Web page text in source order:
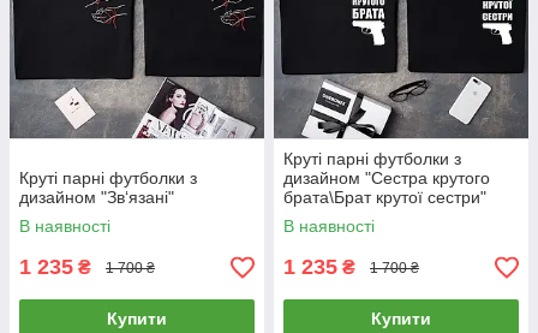
Круті парні футболки з
дизайном "Зв‘язані"
В наявності
1 235 ₴ 1 700 ₴
Купити
Круті парні футболки з
дизайном "Сестра крутого
брата\Брат крутої сестри"
В наявності
1 235 ₴ 1 700 ₴
Купити